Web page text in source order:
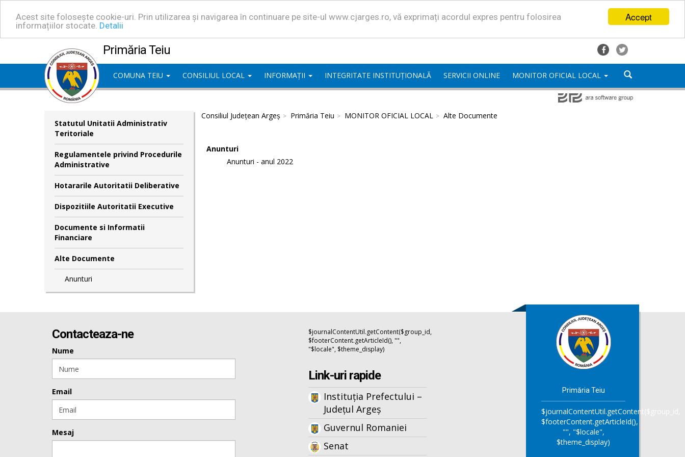
Accept
Acest site folosește cookie-uri. Prin utilizarea și navigarea în continuare pe site-ul www.cjarges.ro, vă exprimați acordul expres pentru folosirea
informațiilor stocate. Detalii
Primăria Teiu
COMUNA TEIU CONSILIUL LOCAL INFORMAȚII INTEGRITATE INSTITUȚIONALĂ SERVICII ONLINE MONITOR OFICIAL LOCAL
Statutul Unitatii Administrativ
Teritoriale
Regulamentele privind Procedurile
Administrative
Hotararile Autoritatii Deliberative
Dispozitiile Autoritatii Executive
Documente si Informatii
Financiare
Alte Documente
Anunturi
Consiliul Județean Argeș Primăria Teiu MONITOR OFICIAL LOCAL Alte Documente
Anunturi
Anunturi - anul 2022
Contacteaza-ne
Nume
Email
Mesaj
$journalContentUtil.getContent($group_id,
$footerContent.getArticleId(), "",
"$locale", $theme_display)
Link-uri rapide
Instituția Prefectului –
Județul Argeș
Guvernul Romaniei
Senat
Primăria Teiu
$journalContentUtil.getContent($group_id,
$footerContent.getArticleId(),
"", "$locale",
$theme_display)